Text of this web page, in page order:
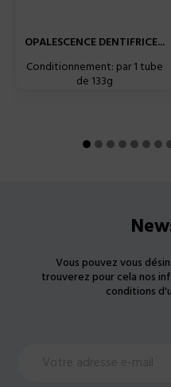
OPALESCENCE DENTIFRICE...
Conditionnement: par 1 tube
de 133g
Vous pouvez vous
trouverez pour cela nos
conditions